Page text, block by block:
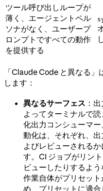
ツール呼び出しループが
薄く、エージェントペル
ソナがなく、ユーザープ
ロンプトですべての動作
を提供する
「Claude Code と異なる
します：
異なるサーフェス ：
よってターミナルで
化出力コンシューマ
動化は、それぞれ、
よびレビューされる
す。CI ジョブがリン
ビューしたりするよ
作業自体がプリセッ
め、プリセットに適合